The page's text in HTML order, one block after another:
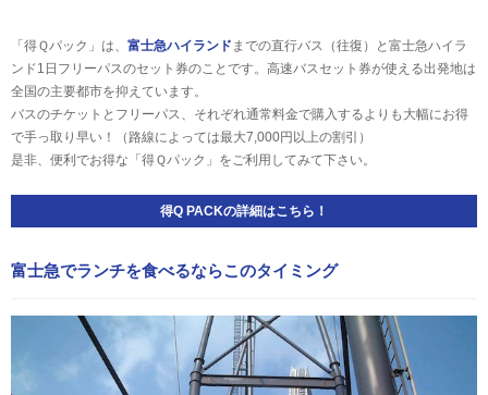
「得Ｑパック」は、 富士急ハイランド までの直行バス（往復）と富士急ハイラ
ンド1日フリーパスのセット券のことです。高速バスセット券が使える出発地は
全国の主要都市を抑えています。
バスのチケットとフリーパス、それぞれ通常料金で購入するよりも大幅にお得
で手っ取り早い！（路線によっては最大7,000円以上の割引）
是非、便利でお得な「得Ｑパック」をご利用してみて下さい。
得Q PACKの詳細はこちら！
富士急でランチを食べるならこのタイミング